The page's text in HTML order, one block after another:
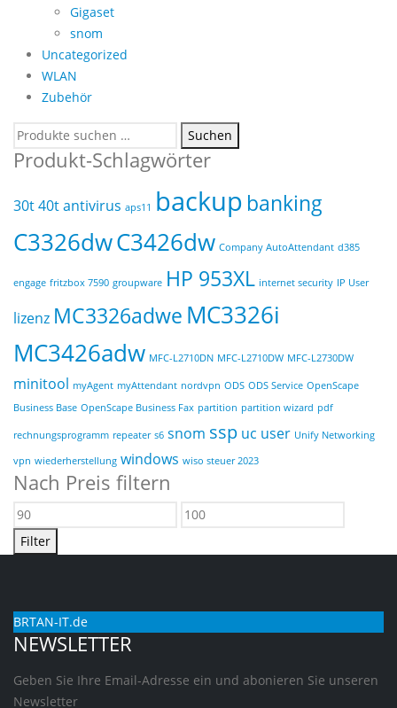
Gigaset
snom
Uncategorized
WLAN
Zubehör
Suchen
nach:
Suchen
Produkt-Schlagwörter
30t40tantivirus aps11 backup banking
C3326dwC3426dw Company AutoAttendant d385
engage fritzbox 7590 groupware HP 953XL internet security IP User
lizenz MC3326adwe MC3326i
MC3426adw MFC-L2710DN MFC-L2710DW MFC-L2730DW
minitool myAgent myAttendant nordvpn ODS ODS Service OpenScape
Business Base OpenScape Business Fax partition partition wizard pdf
rechnungsprogramm repeater s6 snom ssp uc user Unify Networking
vpn wiederherstellung windows wiso steuer 2023
Nach Preis filtern
Min.
Preis
Max.
Filter
BRTAN-IT.de
NEWSLETTER
Geben Sie Ihre Email-Adresse ein und abonieren Sie unseren
Newsletter